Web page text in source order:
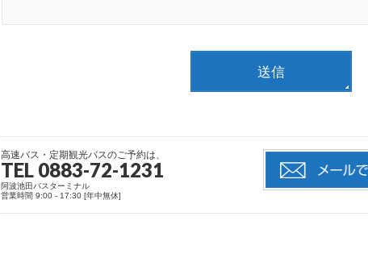
高速バス・定期観光バスのご予約は、
TEL 0883-72-1231
阿波池田バスターミナル
営業時間 9:00 - 17:30 [年中無休]